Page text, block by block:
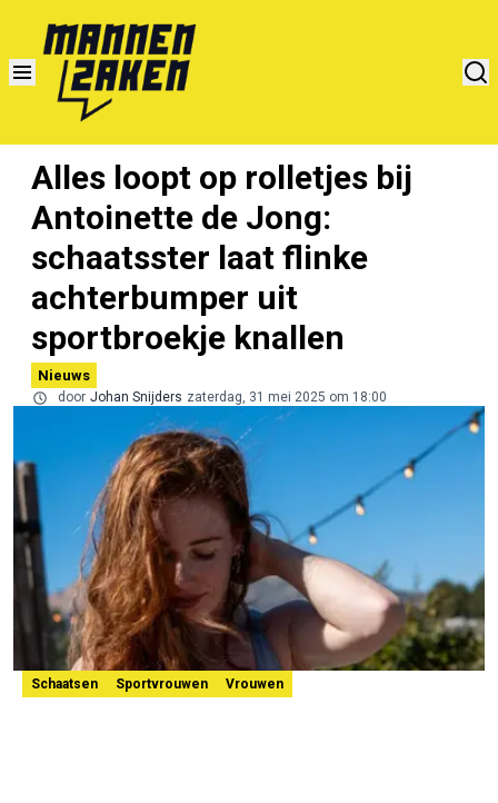
Alles loopt op rolletjes bij
Antoinette de Jong:
schaatsster laat flinke
achterbumper uit
sportbroekje knallen
Nieuws
door Johan Snijders zaterdag, 31 mei 2025 om 18:00
Schaatsen Sportvrouwen Vrouwen